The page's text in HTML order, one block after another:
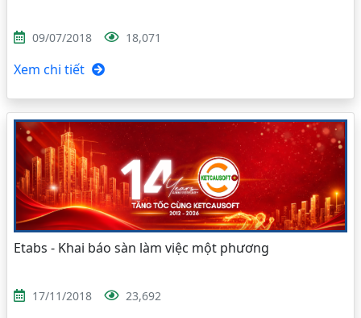
09/07/2018 18,071
Xem chi tiết
Etabs - Khai báo sàn làm việc một phương
17/11/2018 23,692